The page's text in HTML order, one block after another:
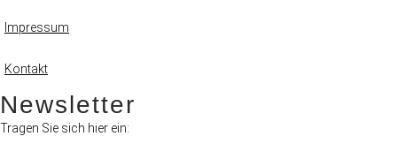
Impressum
Kontakt
Newsletter
Tragen Sie sich hier ein: